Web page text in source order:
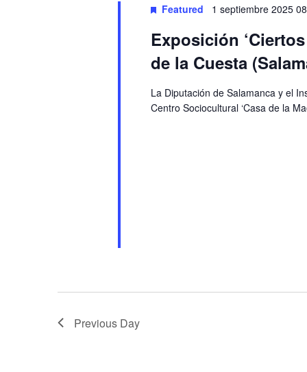
Featured 1 septiembre 2025
Exposición
de la Cuesta
La Diputación de Salamanca y el
Centro Sociocultural ‘Casa de la
Previous Day